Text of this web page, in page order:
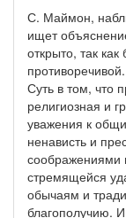
С. Маймон,
ищет
открыто, так как
Суть в том, что
религиозная и
уважения к
ненависть и
соображениями
стремящейся
обычаям и
благополучию.